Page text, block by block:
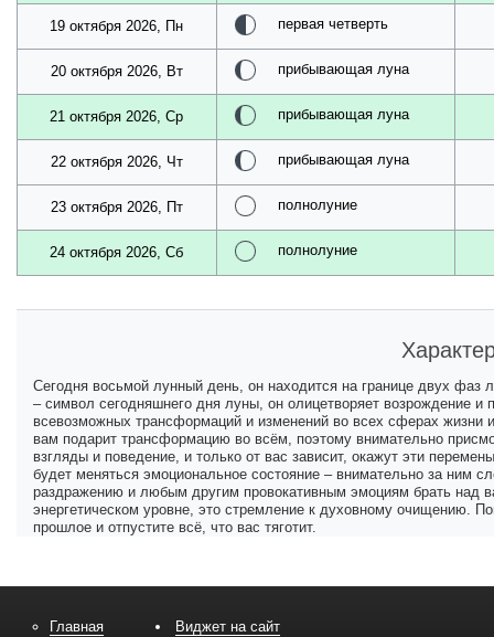
19 октября 2026, Пн первая четверть
20 октября 2026, Вт прибывающая луна
21 октября 2026, Ср прибывающая луна
22 октября 2026, Чт прибывающая луна
23 октября 2026, Пт полнолуние
24 октября 2026, Сб полнолуние
Сегодня восьмой лунный день, он находится на границе двух фаз
– символ сегодняшнего дня луны, он олицетворяет возрождение
всевозможных трансформаций и изменений во всех сферах
вам подарит трансформацию во всём, поэтому внимательно
взгляды и поведение, и только от вас зависит, окажут эти
будет меняться эмоциональное состояние – внимательно за ним
раздражению и любым другим провокативным эмоциям брать над
энергетическом уровне, это стремление к духовному очищению.
прошлое и отпустите всё, что вас тяготит.
Главная
Виджет на сайт